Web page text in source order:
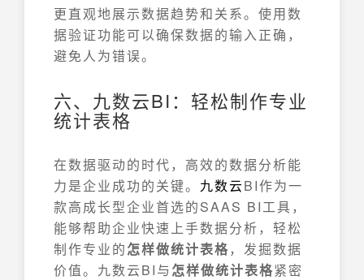
更直观地展示数据趋势和关系。使用数
据验证功能可以确保数据的输入正确，
避免人为错误。
六、九数云BI：轻松制作专业
统计表格
在数据驱动的时代，高效的数据分析能
力是企业成功的关键。 九数云BI作为一
款高成长型企业首选的SAAS BI工具，
能够帮助企业快速上手数据分析，轻松
制作专业的怎样做统计表格，发掘数据
价值。九数云BI与怎样做统计表格紧密